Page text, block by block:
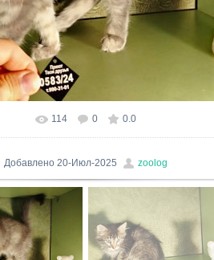
114 0 0.0
Добавлено 20-Июл-2025 zoolog